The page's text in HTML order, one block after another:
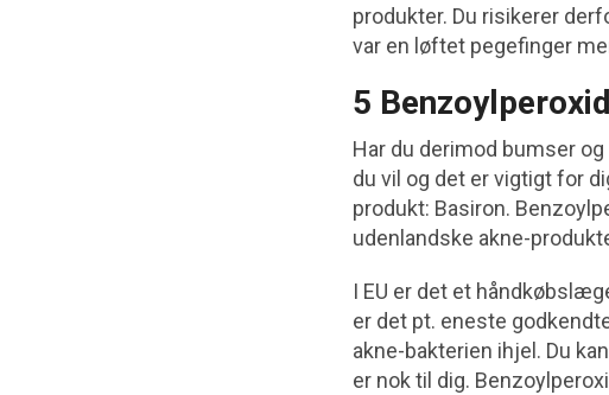
produkter. Du risikerer
var en løftet pegefinger
5 Benzoylperoxid
Har du derimod bumser
du vil og det er vigtigt for
produkt: Basiron.
udenlandske akne-
I EU er det et
er det pt. eneste
akne-bakterien ihjel. Du
er nok til dig.